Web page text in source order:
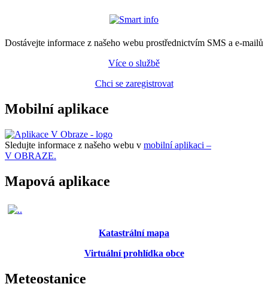
Dostávejte informace z našeho webu prostřednictvím SMS a e-mailů
Více o službě
Chci se zaregistrovat
Mobilní aplikace
Sledujte informace z našeho webu v mobilní aplikaci –
V OBRAZE.
Mapová aplikace
Katastrální mapa
Virtuální prohlídka obce
Meteostanice